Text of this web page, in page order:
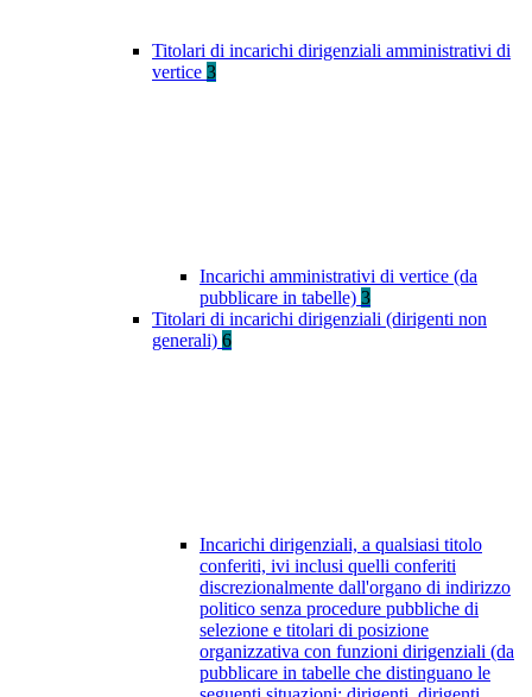
Titolari di incarichi dirigenziali amministrativi di
vertice 3
Incarichi amministrativi di vertice (da
pubblicare in tabelle) 3
Titolari di incarichi dirigenziali (dirigenti non
generali) 6
Incarichi dirigenziali, a qualsiasi titolo
conferiti, ivi inclusi quelli conferiti
discrezionalmente dall'organo di indirizzo
politico senza procedure pubbliche di
selezione e titolari di posizione
organizzativa con funzioni dirigenziali (da
pubblicare in tabelle che distinguano le